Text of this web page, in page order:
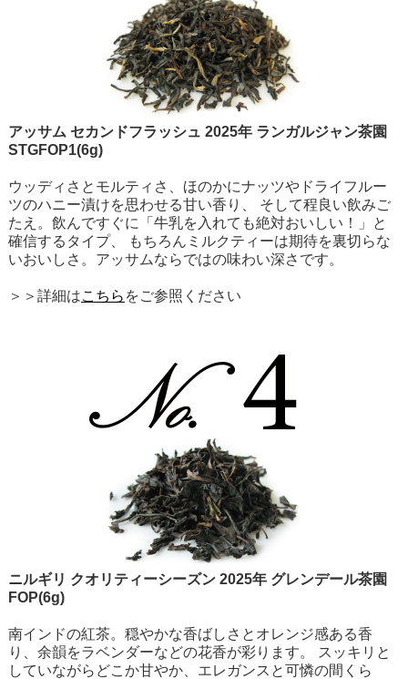
アッサム セカンドフラッシュ 2025年 ランガルジャン茶園
STGFOP1(6g)
ウッディさとモルティさ、ほのかにナッツやドライフルー
ツのハニー漬けを思わせる甘い香り、 そして程良い飲みご
たえ。飲んですぐに「牛乳を入れても絶対おいしい！」と
確信するタイプ、 もちろんミルクティーは期待を裏切らな
いおいしさ。アッサムならではの味わい深さです。
＞＞詳細はこちら をご参照ください
ニルギリ クオリティーシーズン 2025年 グレンデール茶園
FOP(6g)
南インドの紅茶。穏やかな香ばしさとオレンジ感ある香
り、余韻をラベンダーなどの花香が彩ります。 スッキリと
していながらどこか甘やか、エレガンスと可憐の間くら